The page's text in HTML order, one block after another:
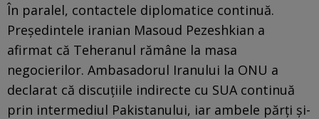
În paralel, contactele diplomatice continuă.
Președintele iranian Masoud Pezeshkian a
afirmat că Teheranul rămâne la masa
negocierilor. Ambasadorul Iranului la ONU a
declarat că discuțiile indirecte cu SUA continuă
prin intermediul Pakistanului, iar ambele părți și-